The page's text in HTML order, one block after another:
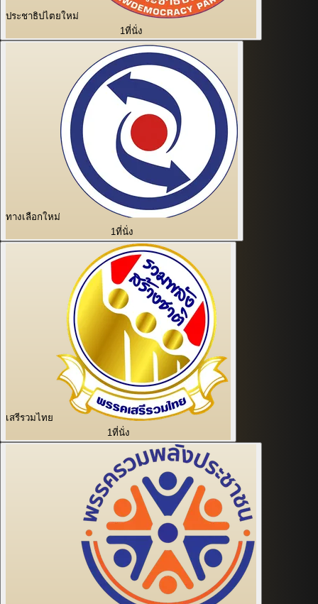
ประชาธิปไตยใหม่
1ที่นั่ง
ทางเลือกใหม่
1ที่นั่ง
เสรีรวมไทย
1ที่นั่ง